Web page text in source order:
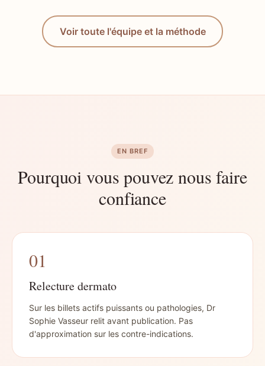
Voir toute l'équipe et la méthode
EN BREF
Pourquoi vous pouvez nous faire
confiance
01
Relecture dermato
Sur les billets actifs puissants ou pathologies, Dr
Sophie Vasseur relit avant publication. Pas
d'approximation sur les contre-indications.